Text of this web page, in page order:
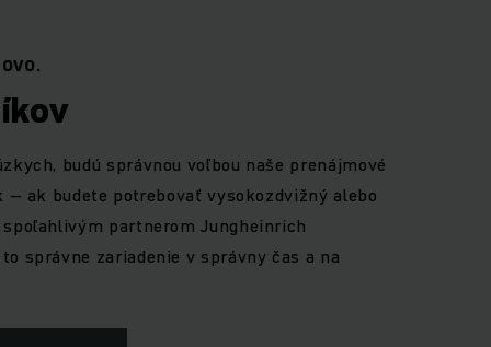
budú správnou voľbou naše prenájmové
– ak budete potrebovať vysokozdvižný alebo
partnerom Jungheinrich
správne zariadenie v správny čas a na